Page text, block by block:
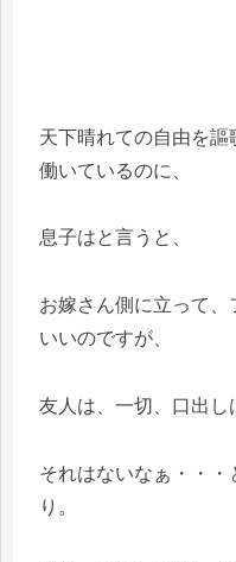
天下晴れての自由を
働いているのに、
息子はと言うと、
お嫁さん側に立って
いいのですが、
友人は、一切、口出し
それはないなぁ・・
り。